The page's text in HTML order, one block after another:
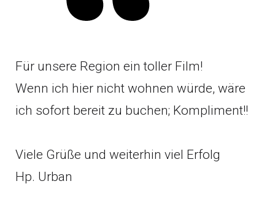
Für unsere Region ein toller Film!
Wenn ich hier nicht wohnen würde, wäre
ich sofort bereit zu buchen; Kompliment!!
Viele Grüße und weiterhin viel Erfolg
Hp. Urban